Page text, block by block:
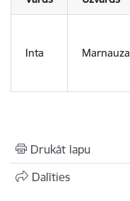
Inta Marnauza
Drukāt lapu
Dalīties